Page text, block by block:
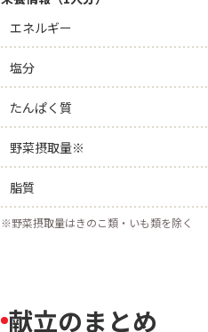
エネルギー
塩分
たんぱく質
野菜摂取量※
脂質
※野菜摂取量はきのこ類・いも類を除く
献立のまとめ